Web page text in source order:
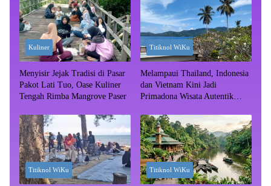
Kuliner
Menyisir Jejak Tradisi di Pasar
Pakot Lati Tuo, Oase Kuliner
Tengah Rimba Mangrove Paser
Titiknol WiKu
Melampaui Thailand, Indonesia
dan Vietnam Kini Jadi
Primadona Wisata Autentik
Titiknol WiKu Titiknol WiKu